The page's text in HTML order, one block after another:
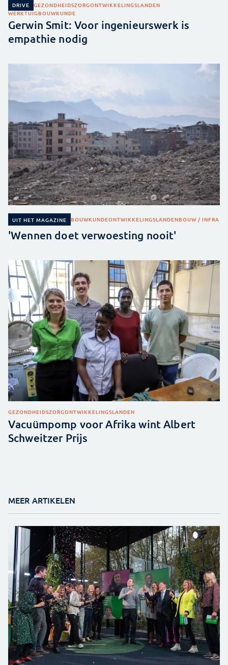
DRIVE GEZONDHEIDSZORGONTWIKKELINGSLANDEN
WERKTUIGBOUWKUNDE
Gerwin Smit: Voor ingenieurswerk is
empathie nodig
UIT HET MAGAZINE BOUWKUNDEONTWIKKELINGSLANDENBOUW / INFRA
'Wennen doet verwoesting nooit'
GEZONDHEIDSZORGONTWIKKELINGSLANDEN
Vacuümpomp voor Afrika wint Albert
Schweitzer Prijs
MEER ARTIKELEN